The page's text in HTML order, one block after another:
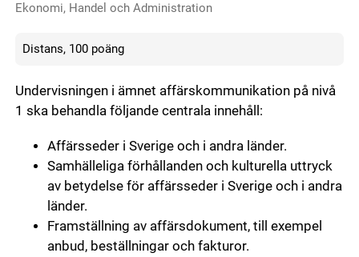
Ekonomi, Handel och Administration
Distans, 100 poäng
Undervisningen i ämnet affärskommunikation på nivå
1 ska behandla följande centrala innehåll:
Affärsseder i Sverige och i andra länder.
Samhälleliga förhållanden och kulturella uttryck
av betydelse för affärsseder i Sverige och i andra
länder.
Framställning av affärsdokument, till exempel
anbud, beställningar och fakturor.